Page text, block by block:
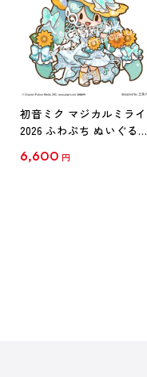
初音ミク マジカルミライ
2026 ふわぷち ぬいぐるみ
6,600 円